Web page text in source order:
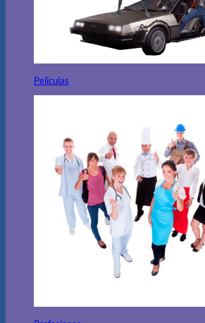
Peliculas